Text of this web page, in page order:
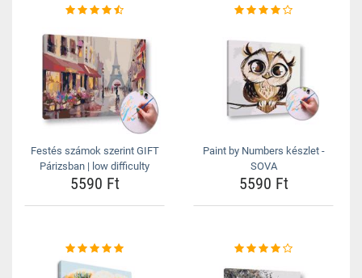
Festés számok szerint GIFT
Párizsban | low difficulty
5590 Ft
Paint by Numbers készlet -
SOVA
5590 Ft